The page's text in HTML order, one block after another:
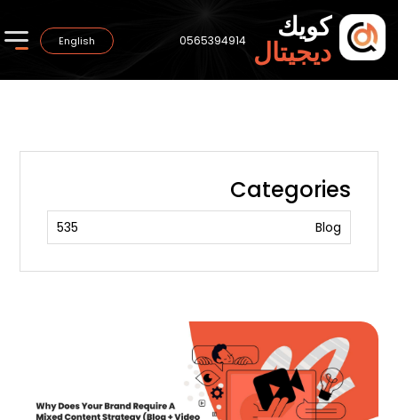
كويك
ديجيتال 0565394914
English
Categories
Blog
535